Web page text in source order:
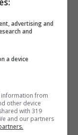
advertising and
and
a device
from
other device
with 319
and our partners